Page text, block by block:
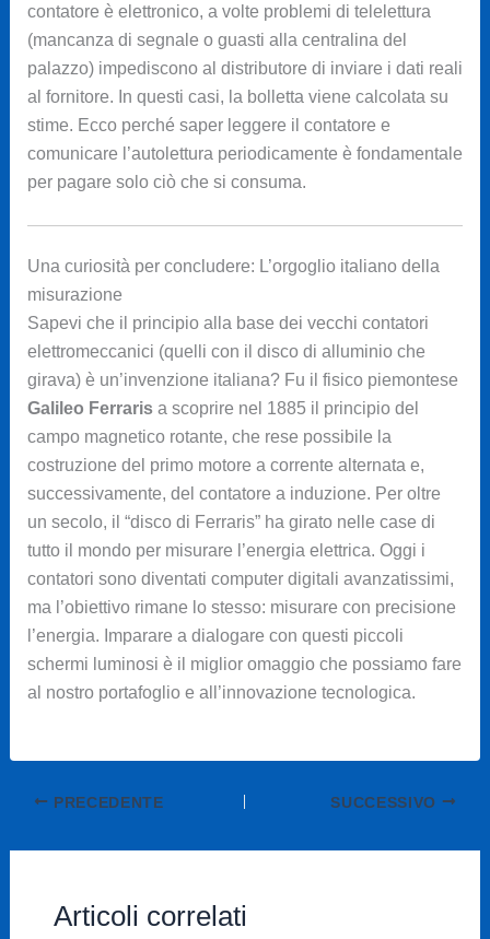
contatore è elettronico, a volte problemi di telelettura
(mancanza di segnale o guasti alla centralina del
palazzo) impediscono al distributore di inviare i dati reali
al fornitore. In questi casi, la bolletta viene calcolata su
stime. Ecco perché saper leggere il contatore e
comunicare l’autolettura periodicamente è fondamentale
per pagare solo ciò che si consuma.
Una curiosità per concludere: L’orgoglio italiano della
misurazione
Sapevi che il principio alla base dei vecchi contatori
elettromeccanici (quelli con il disco di alluminio che
girava) è un’invenzione italiana? Fu il fisico piemontese
Galileo Ferrarisa scoprire nel 1885 il principio del
campo magnetico rotante, che rese possibile la
costruzione del primo motore a corrente alternata e,
successivamente, del contatore a induzione. Per oltre
un secolo, il “disco di Ferraris” ha girato nelle case di
tutto il mondo per misurare l’energia elettrica. Oggi i
contatori sono diventati computer digitali avanzatissimi,
ma l’obiettivo rimane lo stesso: misurare con precisione
l’energia. Imparare a dialogare con questi piccoli
schermi luminosi è il miglior omaggio che possiamo fare
al nostro portafoglio e all’innovazione tecnologica.
PRECEDENTE SUCCESSIVO
Articoli correlati